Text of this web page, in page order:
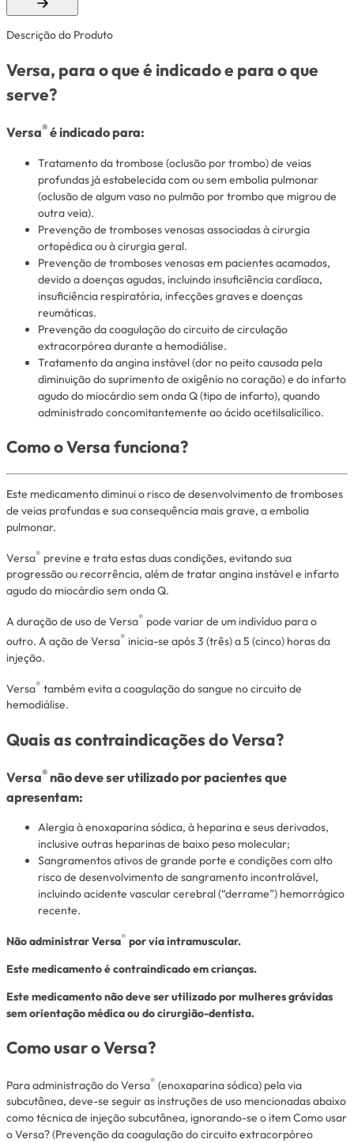
Descrição do Produto
Versa, para o que é indicado e para o que
serve?
Versa®é indicado para:
Tratamento da trombose (oclusão por trombo) de veias
profundas já estabelecida com ou sem embolia pulmonar
(oclusão de algum vaso no pulmão por trombo que migrou de
outra veia).
Prevenção de tromboses venosas associadas à cirurgia
ortopédica ou à cirurgia geral.
Prevenção de tromboses venosas em pacientes acamados,
devido a doenças agudas, incluindo insuficiência cardíaca,
insuficiência respiratória, infecções graves e doenças
reumáticas.
Prevenção da coagulação do circuito de circulação
extracorpórea durante a hemodiálise.
Tratamento da angina instável (dor no peito causada pela
diminuição do suprimento de oxigênio no coração) e do infarto
agudo do miocárdio sem onda Q (tipo de infarto), quando
administrado concomitantemente ao ácido acetilsalicílico.
Como o Versa funciona?
Este medicamento diminui o risco de desenvolvimento de tromboses
de veias profundas e sua consequência mais grave, a embolia
pulmonar.
Versa® previne e trata estas duas condições, evitando sua
progressão ou recorrência, além de tratar angina instável e infarto
agudo do miocárdio sem onda Q.
A duração de uso de Versa® pode variar de um indivíduo para o
outro. A ação de Versa® inicia-se após 3 (três) a 5 (cinco) horas da
injeção.
Versa® também evita a coagulação do sangue no circuito de
hemodiálise.
Quais as contraindicações do Versa?
Versa® não deve ser utilizado por pacientes que
apresentam:
Alergia à enoxaparina sódica, à heparina e seus derivados,
inclusive outras heparinas de baixo peso molecular;
Sangramentos ativos de grande porte e condições com alto
risco de desenvolvimento de sangramento incontrolável,
incluindo acidente vascular cerebral (“derrame”) hemorrágico
recente.
Não administrar Versa® por via intramuscular.
Este medicamento é contraindicado em crianças.
Este medicamento não deve ser utilizado por mulheres grávidas
sem orientação médica ou do cirurgião-dentista.
Como usar o Versa?
Para administração do Versa® (enoxaparina sódica) pela via
subcutânea, deve-se seguir as instruções de uso mencionadas abaixo
como técnica de injeção subcutânea, ignorando-se o item Como usar
o Versa? (Prevenção da coagulação do circuito extracorpóreo